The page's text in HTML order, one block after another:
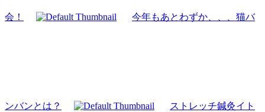
会！ 今年もあとわずか、、、猫バ
ンバンとは？ ストレッチ鍼灸イト